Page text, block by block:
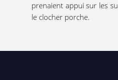
prenaient appui sur les
le clocher porche.